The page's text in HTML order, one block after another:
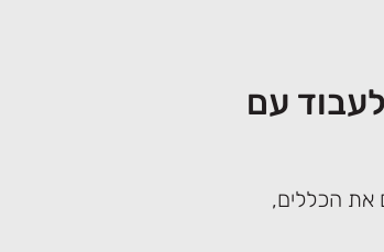
עם
את הכללים,